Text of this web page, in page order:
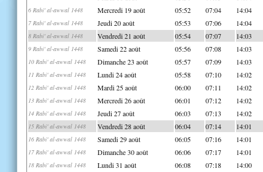
6 Rabi' al-awwal 1448 Mercredi 19 août 05:52 07:04 14:04
7 Rabi' al-awwal 1448 Jeudi 20 août 05:53 07:06 14:04
8 Rabi' al-awwal 1448 Vendredi 21 août 05:54 07:07 14:03
9 Rabi' al-awwal 1448 Samedi 22 août 05:56 07:08 14:03
10 Rabi' al-awwal 1448 Dimanche 23 août 05:57 07:09 14:03
11 Rabi' al-awwal 1448 Lundi 24 août 05:58 07:10 14:02
12 Rabi' al-awwal 1448 Mardi 25 août 06:00 07:11 14:02
13 Rabi' al-awwal 1448 Mercredi 26 août 06:01 07:12 14:02
14 Rabi' al-awwal 1448 Jeudi 27 août 06:03 07:13 14:02
15 Rabi' al-awwal 1448 Vendredi 28 août 06:04 07:14 14:01
16 Rabi' al-awwal 1448 Samedi 29 août 06:05 07:16 14:01
17 Rabi' al-awwal 1448 Dimanche 30 août 06:06 07:17 14:01
18 Rabi' al-awwal 1448 Lundi 31 août 06:08 07:18 14:00